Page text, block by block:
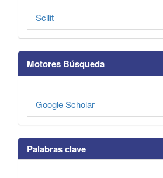
Scilit
Motores Búsqueda
Google Scholar
Palabras clave